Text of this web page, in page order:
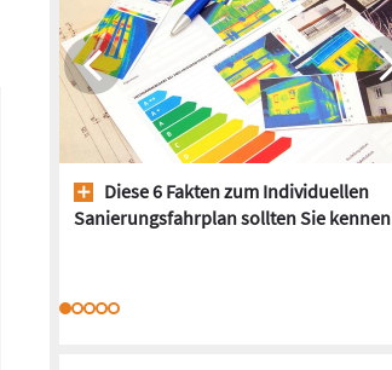
Diese 6 Fakten zum Individuellen
Sanierungsfahrplan sollten Sie kennen